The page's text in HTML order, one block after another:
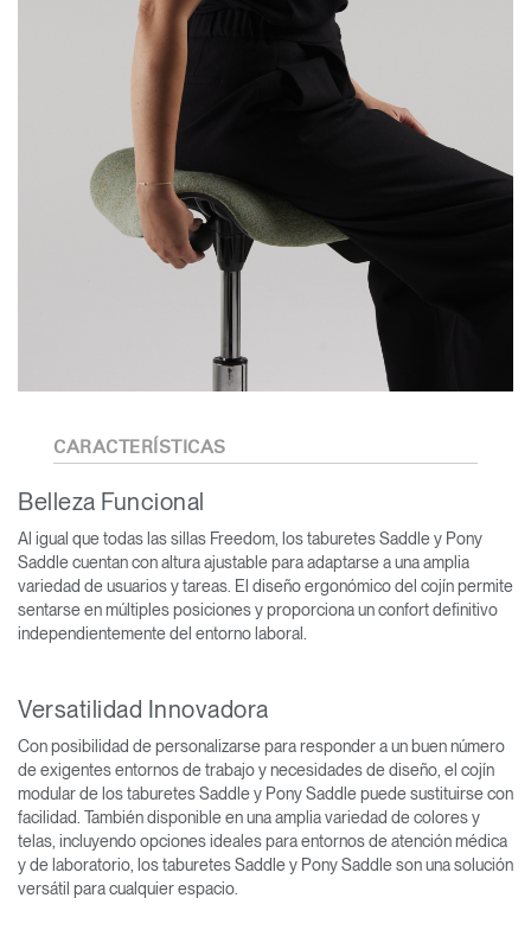
CARACTERÍSTICAS
Belleza Funcional
Al igual que todas las sillas Freedom, los taburetes Saddle y Pony
Saddle cuentan con altura ajustable para adaptarse a una amplia
variedad de usuarios y tareas. El diseño ergonómico del cojín permite
sentarse en múltiples posiciones y proporciona un confort definitivo
independientemente del entorno laboral.
Versatilidad Innovadora
Con posibilidad de personalizarse para responder a un buen número
de exigentes entornos de trabajo y necesidades de diseño, el cojín
modular de los taburetes Saddle y Pony Saddle puede sustituirse con
facilidad. También disponible en una amplia variedad de colores y
telas, incluyendo opciones ideales para entornos de atención médica
y de laboratorio, los taburetes Saddle y Pony Saddle son una solución
versátil para cualquier espacio.